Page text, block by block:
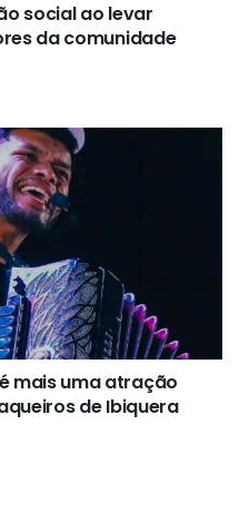
social ao levar
da comunidade
mais uma atração
de Ibiquera